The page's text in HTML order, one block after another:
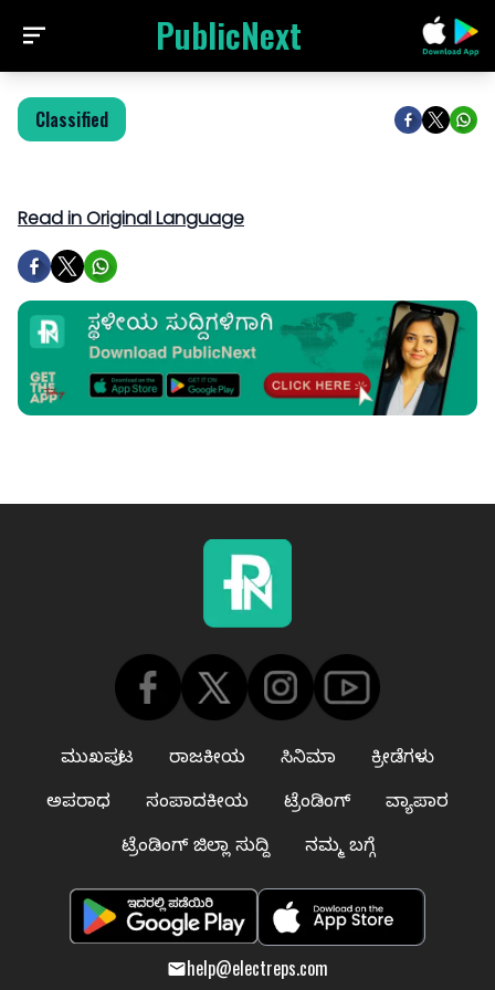
PublicNext
Classified
Read in Original Language
ಮುಖಪುಟ ರಾಜಕೀಯ ಸಿನಿಮಾ
ಕ್ರೀಡೆಗಳು
ಅಪರಾಧ
ಸಂಪಾದಕೀಯ ಟ್ರೆಂಡಿಂಗ್
ವ್ಯಾಪಾರ
ಟ್ರೆಂಡಿಂಗ್ ಜಿಲ್ಲಾ ಸುದ್ದಿ
ನಮ್ಮ ಬಗ್ಗೆ
help@electreps.com